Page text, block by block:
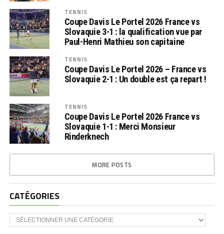
TENNIS
Coupe Davis Le Portel 2026 France vs
Slovaquie 3-1 : la qualification vue par
Paul-Henri Mathieu son capitaine
TENNIS
Coupe Davis Le Portel 2026 – France vs
Slovaquie 2-1 : Un double est ça repart !
TENNIS
Coupe Davis Le Portel 2026 France vs
Slovaquie 1-1 : Merci Monsieur
Rinderknech
MORE POSTS
CATÉGORIES
CATÉGORIES